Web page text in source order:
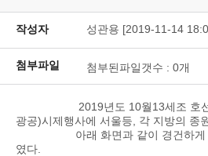
작성자 성관용 [2019-11-14
첨부파일 첨부된파일갯수 : 0개
2019년도 10월13세조 호선(월
광공)시제행사에 서울등, 각 지방의 종
아래 화면과 같이 경건하게 10
였다.